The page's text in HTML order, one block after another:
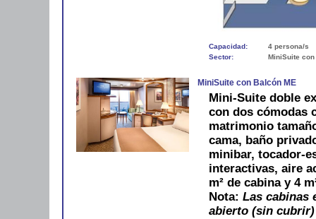
Capacidad:
4 persona/s
Sector:
MiniSuite
MiniSuite con Balcón ME
Mini-Suite doble
con dos cómodas
matrimonio
cama, baño
minibar, tocador-
interactivas, aire
m² de cabina y 4
Nota: Las cabinas
abierto (sin